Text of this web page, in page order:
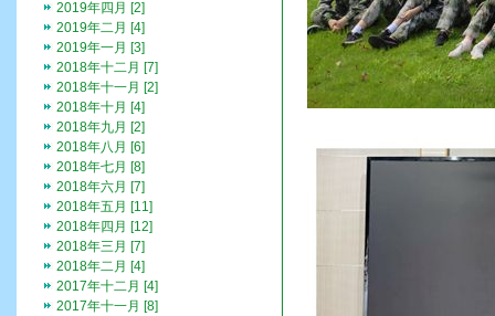
2019年四月 [2]
2019年二月 [4]
2019年一月 [3]
2018年十二月 [7]
2018年十一月 [2]
2018年十月 [4]
2018年九月 [2]
2018年八月 [6]
2018年七月 [8]
2018年六月 [7]
2018年五月 [11]
2018年四月 [12]
2018年三月 [7]
2018年二月 [4]
2017年十二月 [4]
2017年十一月 [8]